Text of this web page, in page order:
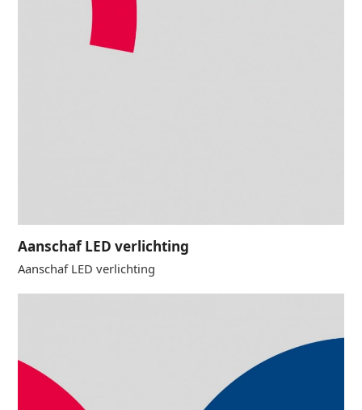
Aanschaf LED verlichting
Aanschaf LED verlichting